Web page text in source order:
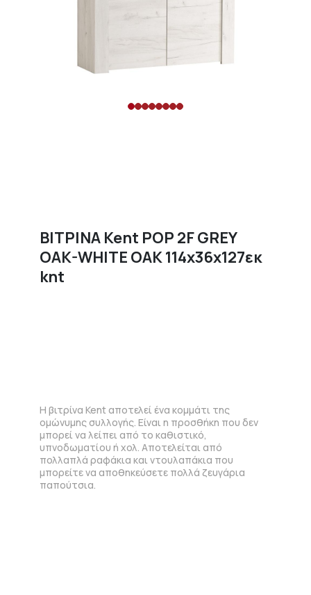
ΒΙΤΡΙΝΑ Kent POP 2F GREY
OAK-WHITE OAK 114x36x127εκ
knt
Η βιτρίνα Kent αποτελεί ένα κομμάτι της
ομώνυμης συλλογής. Είναι η προσθήκη που δεν
μπορεί να λείπει από το καθιστικό,
υπνοδωματίου ή χολ. Αποτελείται από
πολλαπλά ραφάκια και ντουλαπάκια που
μπορείτε να αποθηκεύσετε πολλά ζευγάρια
παπούτσια.